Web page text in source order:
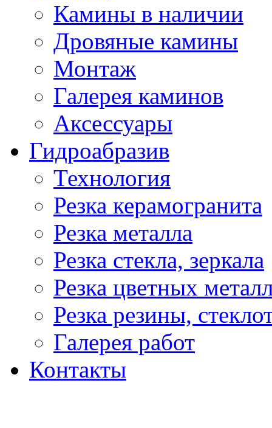
Камины в наличии
Дровяные камины
Монтаж
Галерея каминов
Аксессуары
Гидроабразив
Технология
Резка керамогранита
Резка металла
Резка стекла, зеркала
Резка цветных
Резка резины,
Галерея работ
Контакты